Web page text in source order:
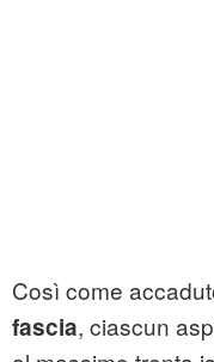
Così come
fascia, ciascun